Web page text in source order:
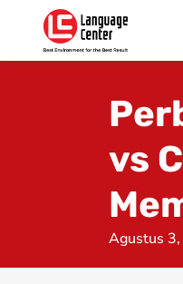
vs
Agustus